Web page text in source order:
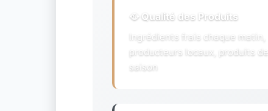
🥘 Qualité des Produits
Ingrédients frais chaque matin,
producteurs locaux, produits de
saison